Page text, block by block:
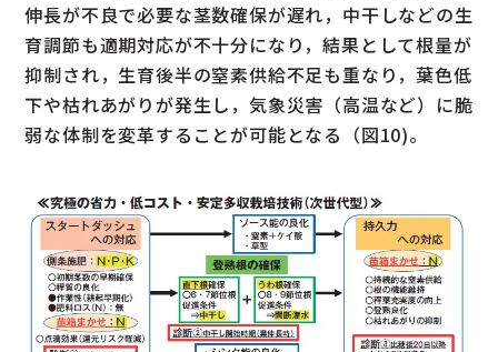
伸長が不良で必要な茎数確保が遅れ，中干しなどの生
育調節も適期対応が不十分になり，結果として根量が
抑制され，生育後半の窒素供給不足も重なり，葉色低
下や枯れあがりが発生し，気象災害（高温など）に脆
弱な体制を変革することが可能となる（図10)。